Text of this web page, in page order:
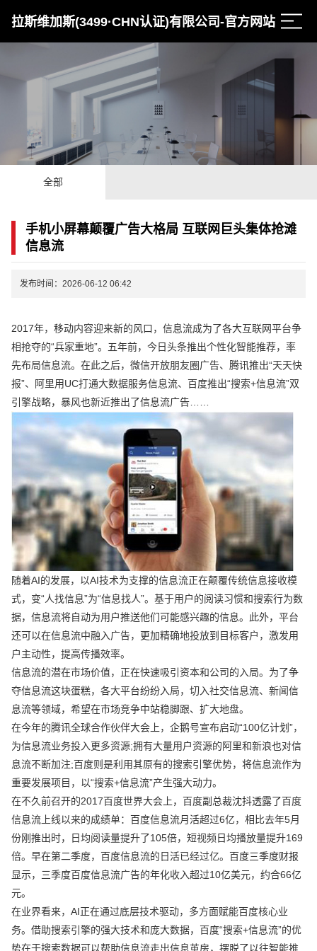
拉斯维加斯(3499·CHN认证)有限公司-官方网站
全部
手机小屏幕颠覆广告大格局 互联网巨头集体抢滩
信息流
发布时间：2026-06-12 06:42
2017年，移动内容迎来新的风口，信息流成为了各大互联网平台争
相抢夺的“兵家重地”。五年前，今日头条推出个性化智能推荐，率
先布局信息流。在此之后，微信开放朋友圈广告、腾讯推出“天天快
报”、阿里用UC打通大数据服务信息流、百度推出“搜索+信息流”双
引擎战略，暴风也新近推出了信息流广告……
随着AI的发展，以AI技术为支撑的信息流正在颠覆传统信息接收模
式，变“人找信息”为“信息找人”。基于用户的阅读习惯和搜索行为数
据，信息流将自动为用户推送他们可能感兴趣的信息。此外，平台
还可以在信息流中融入广告，更加精确地投放到目标客户，激发用
户主动性，提高传播效率。
信息流的潜在市场价值，正在快速吸引资本和公司的入局。为了争
夺信息流这块蛋糕，各大平台纷纷入局，切入社交信息流、新闻信
息流等领域，希望在市场竞争中站稳脚跟、扩大地盘。
在今年的腾讯全球合作伙伴大会上，企鹅号宣布启动“100亿计划”，
为信息流业务投入更多资源;拥有大量用户资源的阿里和新浪也对信
息流不断加注;百度则是利用其原有的搜索引擎优势，将信息流作为
重要发展项目，以“搜索+信息流”产生强大动力。
在不久前召开的2017百度世界大会上，百度副总裁沈抖透露了百度
信息流上线以来的成绩单：百度信息流月活超过6亿，相比去年5月
份刚推出时，日均阅读量提升了105倍，短视频日均播放量提升169
倍。早在第二季度，百度信息流的日活已经过亿。百度三季度财报
显示，三季度百度信息流广告的年化收入超过10亿美元，约合66亿
元。
在业界看来，AI正在通过底层技术驱动，多方面赋能百度核心业
务。借助搜索引擎的强大技术和庞大数据，百度“搜索+信息流”的优
势在于搜索数据可以帮助信息流走出信息茧房，摆脱了以往智能推